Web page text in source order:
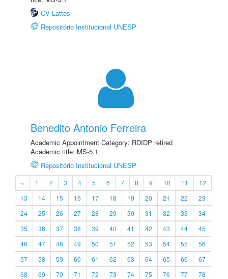
CV Lattes
Repositório Institucional UNESP
Benedito Antonio Ferreira
Academic Appointment Category: RDIDP retired
Academic title: MS-5.1
Repositório Institucional UNESP
« 1 2 3 4 5 6 7 8 9 10 11
12
13
14 15 16 17 18 19 20 21 22
23
24
25 26 27 28 29 30 31 32 33
34
35
36 37 38 39 40 41 42 43 44
45
46
47 48 49 50 51 52 53 54 55
56
57
58 59 60 61 62 63 64 65 66
67
68
69 70 71 72 73 74 75 76 77
78